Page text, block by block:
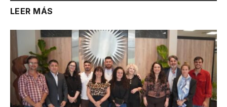
LEER MÁS